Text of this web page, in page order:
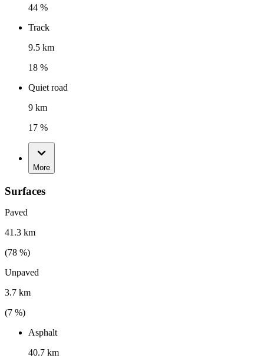
44 %
Track
9.5 km
18 %
Quiet road
9 km
17 %
More
Surfaces
Paved
41.3 km
(78 %)
Unpaved
3.7 km
(7 %)
Asphalt
40.7 km